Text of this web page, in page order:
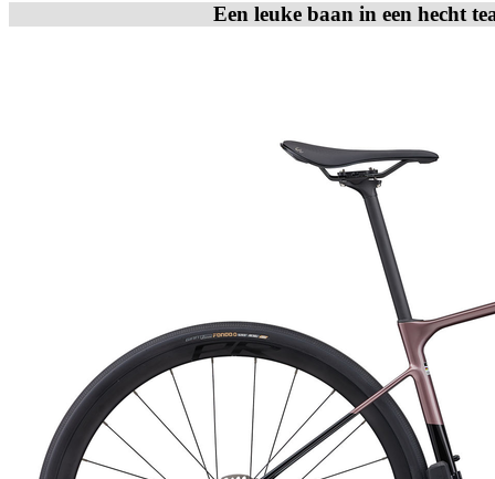
Een leuke baan in een hecht